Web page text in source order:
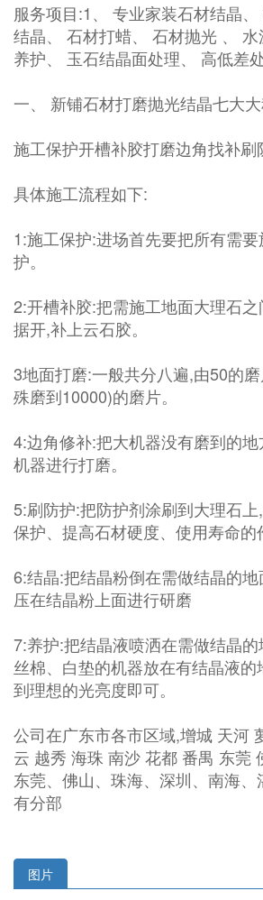
服务项目:1、 专业家装石材结晶
结晶、 石材打蜡、 石材抛光 、
养护、 玉石结晶面处理、 高低差
一、 新铺石材打磨抛光结晶七大
施工保护开槽补胶打磨边角找补刷
具体施工流程如下:
1:施工保护:进场首先要把所有需
护。
2:开槽补胶:把需施工地面大理石
据开,补上云石胶。
3地面打磨:一般共分八遍,由50的
殊磨到10000)的磨片。
4:边角修补:把大机器没有磨到的
机器进行打磨。
5:刷防护:把防护剂涂刷到大理石上,
保护、提高石材硬度、使用寿命的
6:结晶:把结晶粉倒在需做结晶的
压在结晶粉上面进行研磨
7:养护:把结晶液喷洒在需做结晶
丝棉、白垫的机器放在有结晶液
到理想的光亮度即可。
公司在广东市各市区域,增城 天河
云 越秀 海珠 南沙 花都 番禺 东莞
东莞、佛山、珠海、深圳、南海
有分部
图片